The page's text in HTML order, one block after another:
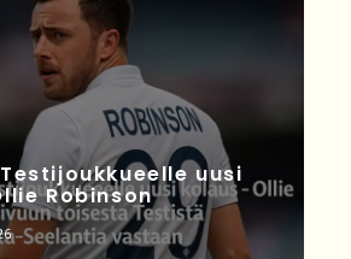
uusi
Robinson